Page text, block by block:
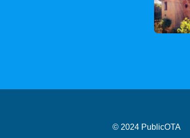
© 2024 PublicOTA